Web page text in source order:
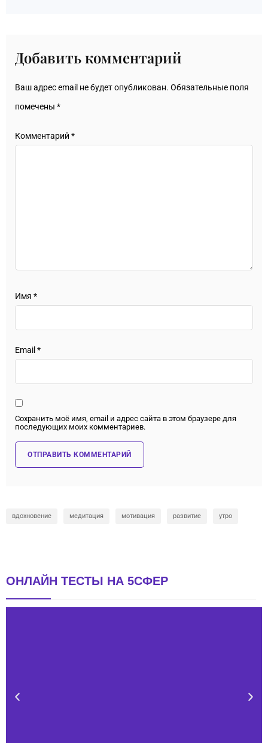
Добавить комментарий
Ваш адрес email не будет опубликован. Обязательные поля
помечены *
Комментарий *
Имя *
Email *
Сохранить моё имя, email и адрес сайта в этом браузере для
последующих моих комментариев.
вдохновение медитация мотивация развитие утро
ОНЛАЙН ТЕСТЫ НА 5СФЕР